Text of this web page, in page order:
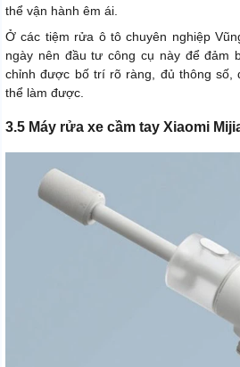
thể vận hành êm ái.
Ở các tiệm rửa ô tô chuyên nghiệp
ngày nên đầu tư công cụ này để đảm
chỉnh được bố trí rõ ràng, đủ thông số,
thể làm được.
3.5 Máy rửa xe cầm tay Xiaomi